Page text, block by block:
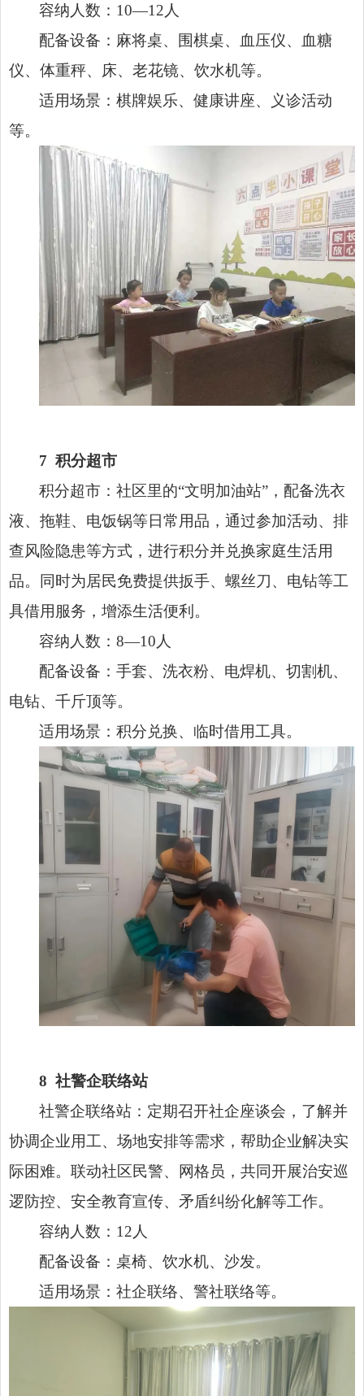
容纳人数：10—12人
配备设备：麻将桌、围棋桌、血压仪、血糖
仪、体重秤、床、老花镜、饮水机等。
适用场景：棋牌娱乐、健康讲座、义诊活动
等。
7积分超市
积分超市：社区里的“文明加油站”，配备洗衣
液、拖鞋、电饭锅等日常用品，通过参加活动、排
查风险隐患等方式，进行积分并兑换家庭生活用
品。同时为居民免费提供扳手、螺丝刀、电钻等工
具借用服务，增添生活便利。
容纳人数：8—10人
配备设备：手套、洗衣粉、电焊机、切割机、
电钻、千斤顶等。
适用场景：积分兑换、临时借用工具。
8社警企联络站
社警企联络站：定期召开社企座谈会，了解并
协调企业用工、场地安排等需求，帮助企业解决实
际困难。联动社区民警、网格员，共同开展治安巡
逻防控、安全教育宣传、矛盾纠纷化解等工作。
容纳人数：12人
配备设备：桌椅、饮水机、沙发。
适用场景：社企联络、警社联络等。